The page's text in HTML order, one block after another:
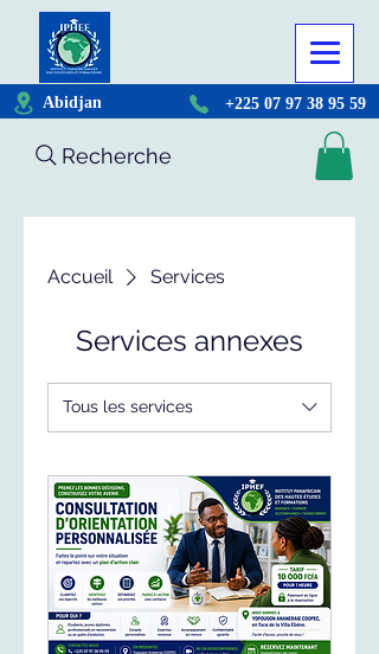
Abidjan +225 07 97 38 95 59
Recherche
Accueil Services
Services annexes
Tous les services